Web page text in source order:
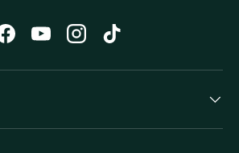
FacebookYouTubeInstagramTikTok